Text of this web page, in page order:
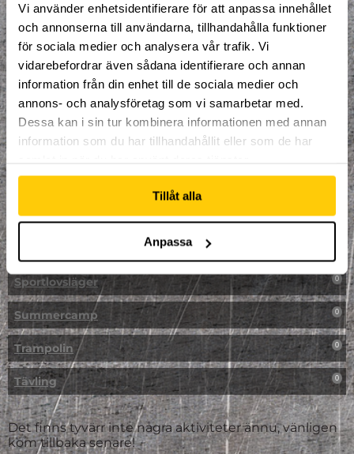
Vi använder enhetsidentifierare för att anpassa innehållet
och annonserna till användarna, tillhandahålla funktioner
för sociala medier och analysera vår trafik. Vi
vidarebefordrar även sådana identifierare och annan
information från din enhet till de sociala medier och
annons- och analysföretag som vi samarbetar med.
Dessa kan i sin tur kombinera informationen med annan
information som du har tillhandahållit eller som de har
Tillåt alla
Anpassa
Multisport
Mässa
NPF-Träning
Parkour
Påsk på Dome
Påsklovsläger 0
Skateboard 0
Sportlovsläger 0
Summercamp 0
Trampolin 0
Tävling 0
Det finns tyvärr inte några aktiviteter ännu, vänligen
kom tillbaka senare!